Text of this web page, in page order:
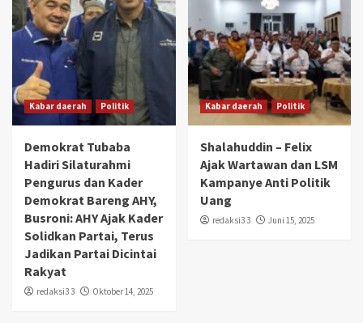
Kabar daerah Politik
Demokrat Tubaba
Hadiri Silaturahmi
Pengurus dan Kader
Demokrat Bareng AHY,
Busroni: AHY Ajak Kader
Solidkan Partai, Terus
Jadikan Partai Dicintai
Rakyat
redaksi3 3 Oktober 14, 2025
Kabar daerah Politik
Shalahuddin – Felix
Ajak Wartawan dan LSM
Kampanye Anti Politik
Uang
redaksi3 3 Juni 15, 2025